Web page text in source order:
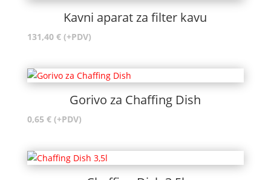
Kavni aparat za filter kavu
131,40 € (+PDV)
Gorivo za Chaffing Dish
0,65 € (+PDV)